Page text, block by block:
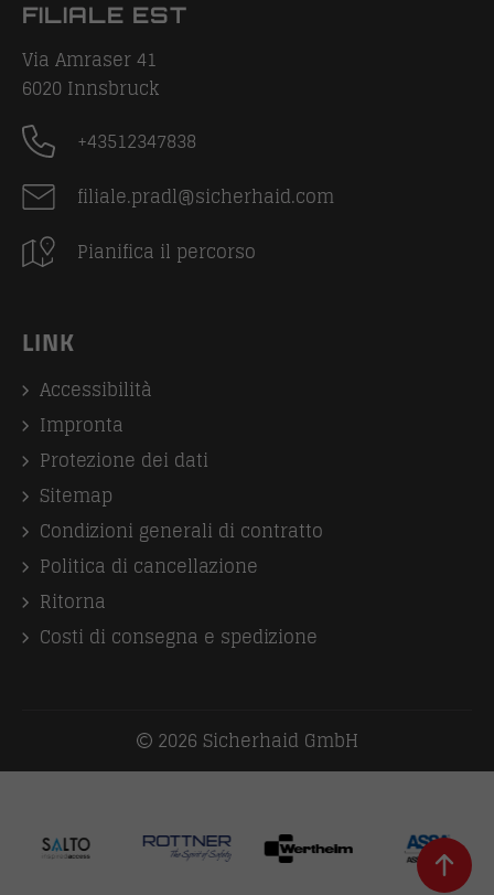
FILIALE EST
Via Amraser 41
6020 Innsbruck
+43512347838
filiale.pradl@sicherhaid.com
Pianifica il percorso
LINK
Accessibilità
Impronta
Protezione dei dati
Sitemap
Condizioni generali di contratto
Politica di cancellazione
Ritorna
Costi di consegna e spedizione
2026 Sicherhaid GmbH